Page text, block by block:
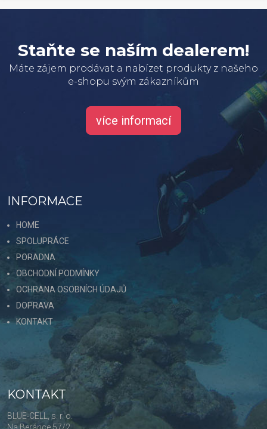
Staňte se naším dealerem!
Máte zájem prodávat a nabízet produkty z našeho
e-shopu svým zákazníkům
více informací
INFORMACE
HOME
SPOLUPRÁCE
PORADNA
OBCHODNÍ PODMÍNKY
OCHRANA OSOBNÍCH ÚDAJŮ
DOPRAVA
KONTAKT
KONTAKT
BLUE-CELL, s. r. o.